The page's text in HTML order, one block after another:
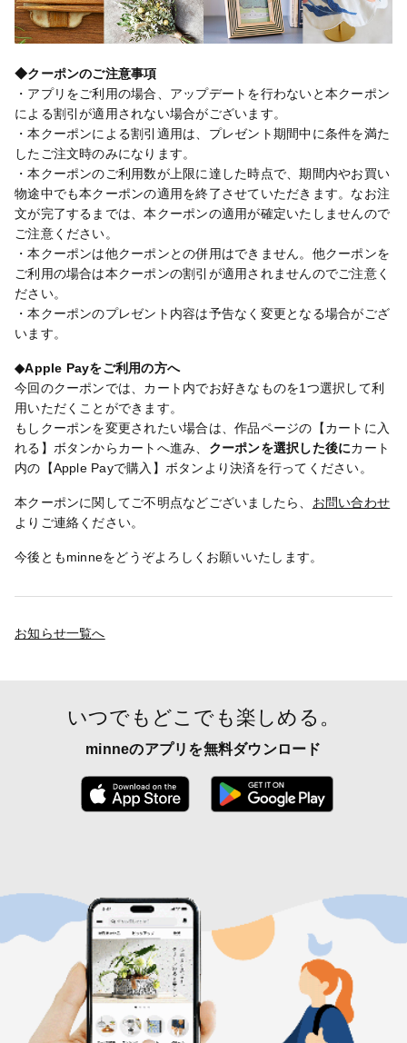
◆クーポンのご注意事項
・アプリをご利用の場合、アップデートを行わないと本クーポン
による割引が適用されない場合がございます。
・本クーポンによる割引適用は、プレゼント期間中に条件を満た
したご注文時のみになります。
・本クーポンのご利用数が上限に達した時点で、期間内やお買い
物途中でも本クーポンの適用を終了させていただきます。なお注
文が完了するまでは、本クーポンの適用が確定いたしませんので
ご注意ください。
・本クーポンは他クーポンとの併用はできません。他クーポンを
ご利用の場合は本クーポンの割引が適用されませんのでご注意く
ださい。
・本クーポンのプレゼント内容は予告なく変更となる場合がござ
います。
◆Apple Payをご利用の方へ
今回のクーポンでは、カート内でお好きなものを1つ選択して利
用いただくことができます。
もしクーポンを変更されたい場合は、作品ページの【カートに入
れる】ボタンからカートへ進み、 クーポンを選択した後にカート
内の【Apple Payで購入】ボタンより決済を行ってください。
本クーポンに関してご不明点などございましたら、 お問い合わせ
よりご連絡ください。
今後ともminneをどうぞよろしくお願いいたします。
お知らせ一覧へ
いつでもどこでも楽しめる。
minneのアプリを無料ダウンロード
App Store からダウンロード